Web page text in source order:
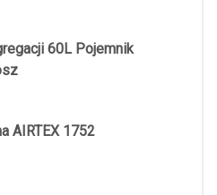
60L Pojemnik
AIRTEX 1752